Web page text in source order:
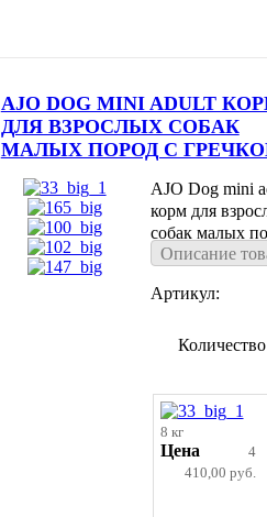
AJO DOG MINI ADULT
ДЛЯ ВЗРОСЛЫХ СОБАК
МАЛЫХ ПОРОД С
AJO Dog mini
корм для
собак малых
гречкой
Описание
Артикул:
8 кг
Цена
4
410,00 руб.